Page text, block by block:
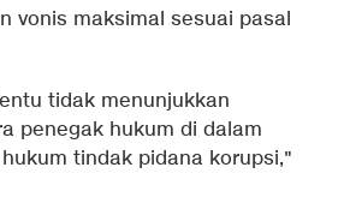
vonis maksimal sesuai pasal
tidak menunjukkan
penegak hukum di dalam
tindak pidana korupsi,"